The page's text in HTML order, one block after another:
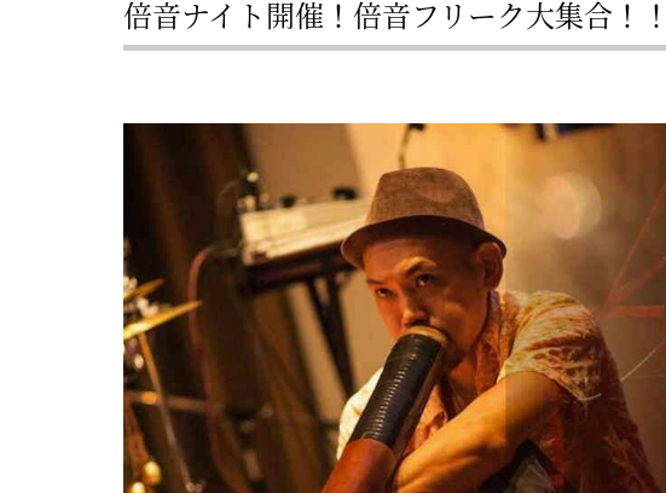
ー
–
YOKOHAMA
Grassroots
–
ら
歩
分・
鶴
屋
町
に
あ
倍音ナイト開催！倍音フリーク大集合！！